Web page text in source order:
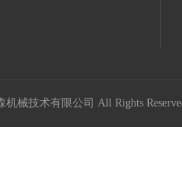
机械技术有限公司 All Rights